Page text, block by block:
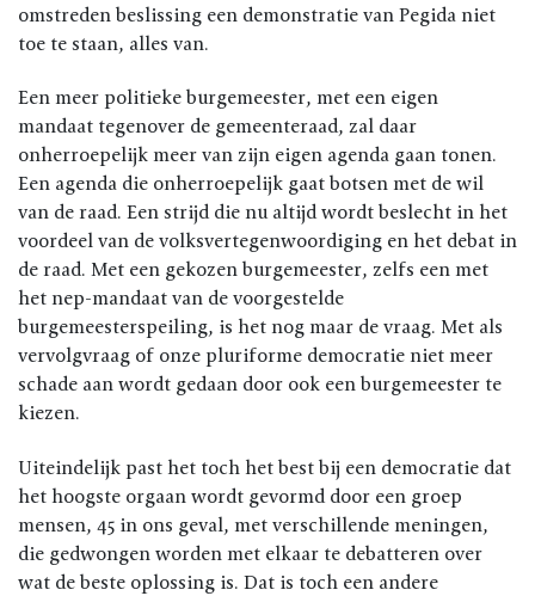
omstreden beslissing een demonstratie van Pegida niet
toe te staan, alles van.
Een meer politieke burgemeester, met een eigen
mandaat tegenover de gemeenteraad, zal daar
onherroepelijk meer van zijn eigen agenda gaan tonen.
Een agenda die onherroepelijk gaat botsen met de wil
van de raad. Een strijd die nu altijd wordt beslecht in het
voordeel van de volksvertegenwoordiging en het debat in
de raad. Met een gekozen burgemeester, zelfs een met
het nep-mandaat van de voorgestelde
burgemeesterspeiling, is het nog maar de vraag. Met als
vervolgvraag of onze pluriforme democratie niet meer
schade aan wordt gedaan door ook een burgemeester te
kiezen.
Uiteindelijk past het toch het best bij een democratie dat
het hoogste orgaan wordt gevormd door een groep
mensen, 45 in ons geval, met verschillende meningen,
die gedwongen worden met elkaar te debatteren over
wat de beste oplossing is. Dat is toch een andere